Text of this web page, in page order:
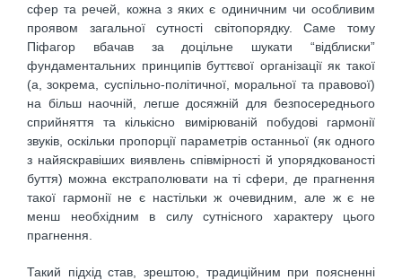
сфер та речей, кожна з яких є одиничним чи особливим
проявом загальної сутності світопорядку. Саме тому
Піфагор вбачав за доцільне шукати “відблиски”
фундаментальних принципів буттєвої організації як такої
(а, зокрема, суспільно-політичної, моральної та правової)
на більш наочній, легше досяжній для безпосереднього
сприйняття та кількісно вимірюваній побудові гармонії
звуків, оскільки пропорції параметрів останньої (як одного
з найяскравіших виявлень співмірності й упорядкованості
буття) можна екстраполювати на ті сфери, де прагнення
такої гармонії не є настільки ж очевидним, але ж є не
менш необхідним в силу сутнісного характеру цього
прагнення.
Такий підхід став, зрештою, традиційним при поясненні